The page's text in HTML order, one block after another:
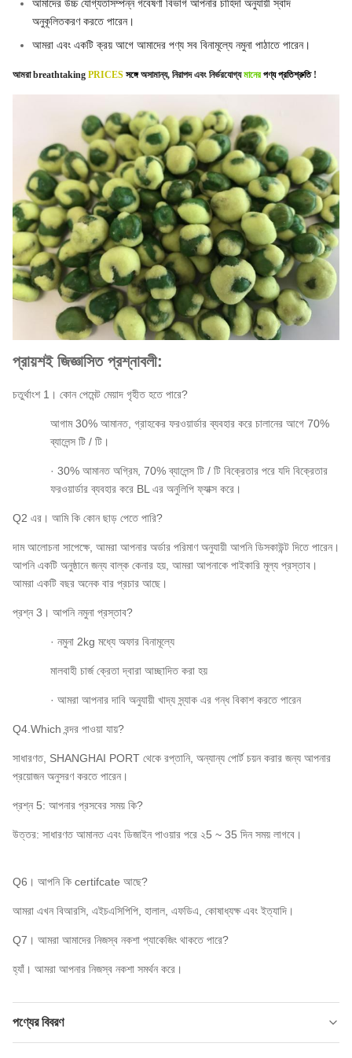
আমাদের উচ্চ যোগ্যতাসম্পন্ন গবেষণা বিভাগ আপনার চাহিদা অনুযায়ী স্বাদ
অনুকূলিতকরণ করতে পারেন।
আমরা এবং একটি ক্রয় আগে আমাদের পণ্য সব বিনামূল্যে নমুনা পাঠাতে পারেন।
আমরা breathtaking PRICES সঙ্গে অসামান্য, নিরাপদ এবং নির্ভরযোগ্য মানেরপণ্য প্রতিশ্রুতি !
প্রায়শই জিজ্ঞাসিত প্রশ্নাবলী:
চতুর্থাংশ 1। কোন পেমেন্ট মেয়াদ গৃহীত হতে পারে?
আগাম 30% আমানত, গ্রাহকের ফরওয়ার্ডার ব্যবহার করে চালানের আগে 70%
ব্যালেন্স টি / টি।
· 30% আমানত অগ্রিম, 70% ব্যালেন্স টি / টি বিক্রেতার পরে যদি বিক্রেতার
ফরওয়ার্ডার ব্যবহার করে BL এর অনুলিপি ফ্যাক্স করে।
Q2 এর। আমি কি কোন ছাড় পেতে পারি?
দাম আলোচনা সাপেক্ষে, আমরা আপনার অর্ডার পরিমাণ অনুযায়ী আপনি ডিসকাউন্ট দিতে পারেন।
আপনি একটি অনুষ্ঠানে জন্য বাল্ক কেনার হয়, আমরা আপনাকে পাইকারি মূল্য প্রস্তাব।
আমরা একটি বছর অনেক বার প্রচার আছে।
প্রশ্ন 3। আপনি নমুনা প্রস্তাব?
· নমুনা 2kg মধ্যে অফার বিনামূল্যে
মালবাহী চার্জ ক্রেতা দ্বারা আচ্ছাদিত করা হয়
· আমরা আপনার দাবি অনুযায়ী খাদ্য স্ন্যাক এর গন্ধ বিকাশ করতে পারেন
Q4.Which বন্দর পাওয়া যায়?
সাধারণত, SHANGHAI PORT থেকে রপ্তানি, অন্যান্য পোর্ট চয়ন করার জন্য আপনার
প্রয়োজন অনুসরণ করতে পারেন।
প্রশ্ন 5: আপনার প্রসবের সময় কি?
উত্তর: সাধারণত আমানত এবং ডিজাইন পাওয়ার পরে ২5 ~ 35 দিন সময় লাগবে।
Q6। আপনি কি certifcate আছে?
আমরা এখন বিআরসি, এইচএসিপিপি, হালাল, এফডিএ, কোষাধ্যক্ষ এবং ইত্যাদি।
Q7। আমরা আমাদের নিজস্ব নকশা প্যাকেজিং থাকতে পারে?
হ্যাঁ। আমরা আপনার নিজস্ব নকশা সমর্থন করে।
পণ্যের বিবরণ